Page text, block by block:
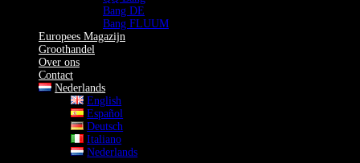
Bang DE
Bang FLUUM
Europees Magazijn
Groothandel
Over ons
Contact
Nederlands
English
Español
Deutsch
Italiano
Nederlands